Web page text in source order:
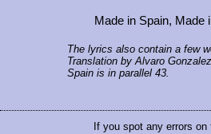
Made in Spain, Made
The lyrics also contain a few
Translation by Alvaro
Spain is in parallel 43.
If you spot any errors